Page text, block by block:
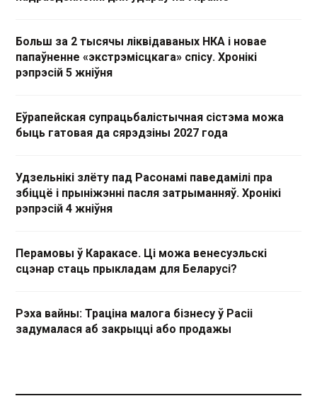
Больш за 2 тысячы ліквідаваных НКА і новае
папаўненне «экстрэмісцкага» спісу. Хронікі
рэпрэсій 5 жніўня
Еўрапейская супрацьбалістычная сістэма можа
быць гатовая да сярэдзіны 2027 года
Удзельнікі злёту пад Расонамі паведамілі пра
збіццё і прыніжэнні пасля затрыманняў. Хронікі
рэпрэсій 4 жніўня
Перамовы ў Каракасе. Ці можа венесуэльскі
сцэнар стаць прыкладам для Беларусі?
Рэха вайны: Траціна малога бізнесу ў Расіі
задумалася аб закрыцці або продажы